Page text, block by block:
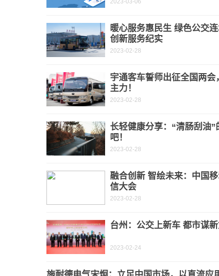
2023-03-06
暖心服务惠民生 绿色公交
创新服务纪实
2023-02-28
宇通客车誓师出征全国两
主力！
2023-02-28
长轻健康分享：“清肠刮油
吧！
2023-02-28
融合创新 智绘未来：中国
信大会
2023-02-28
台州：公交上新车 都市谋
2023-02-24